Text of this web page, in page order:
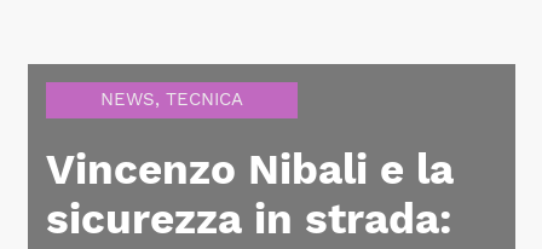
NEWS, TECNICA
Vincenzo Nibali e la
sicurezza in strada: